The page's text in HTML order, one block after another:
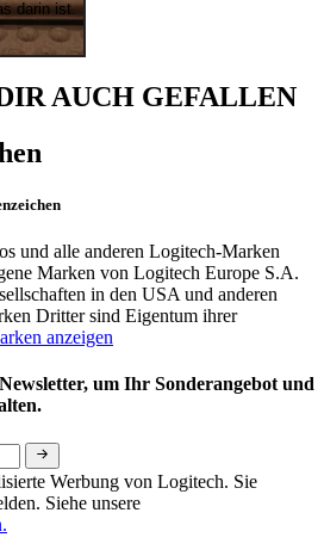
darin ist.
AUCH GEFALLEN
und alle anderen Logitech-Marken
Marken von Logitech Europe S.A.
in den USA und anderen
Dritter sind Eigentum ihrer
anzeigen
um Ihr Sonderangebot und
Werbung von Logitech. Sie
Siehe unsere